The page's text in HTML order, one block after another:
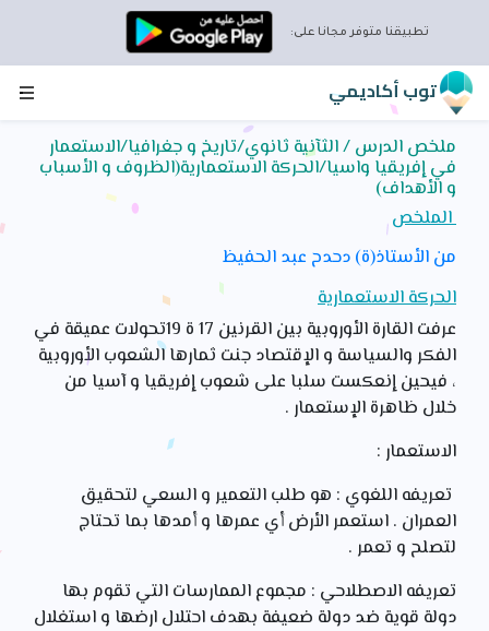
تطبيقنا متوفر مجانا على:
توب أكاديمي
ملخص الدرس / الثآنية ثانوي/تاريخ و جغرافيا/الاستعمار
في إفريقيا واسيا/الحركة الاستعمارية(الظروف و الأسباب
و الأهداف)
الملخص
من الأستاذ(ة) دحدح عبد الحفيظ
الحركة الاستعمارية
عرفت القارة الأوروبية بين القرنين 17 ة 19تحولات عميقة في
الفكر والسياسة و الإقتصاد جنت ثمارها الشعوب الأوروبية
، فيحين إنعكست سلبا على شعوب إفريقيا و آسيا من
خلال ظاهرة الإستعمار .
الاستعمار :
تعريفه اللغوي : هو طلب التعمير و السعي لتحقيق
العمران . استعمر الأرض أي عمرها و أمدها بما تحتاج
لتصلح و تعمر .
تعريفه الاصطلاحي : مجموع الممارسات التي تقوم بها
دولة قوية ضد دولة ضعيفة بهدف احتلال ارضها و استغلال